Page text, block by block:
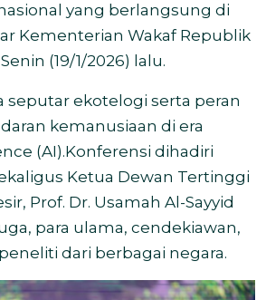
yang berlangsung di
Kementerian Wakaf Republik
(19/1/2026) lalu.
seputarekotelogi serta peran
kemanusiaan di era
(AI).Konferensi dihadiri
Ketua Dewan Tertinggi
Prof. Dr. Usamah Al-Sayyid
para ulama, cendekiawan,
dari berbagai negara.